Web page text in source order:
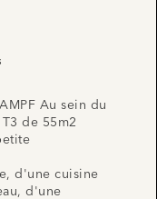
Au sein du
de 55m2
d'une cuisine
d'une